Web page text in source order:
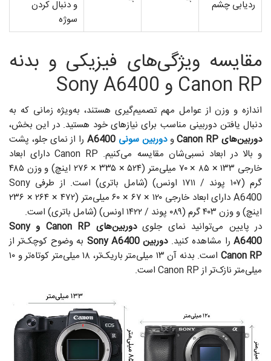
ردیابی چشم
و دنبال کردن
سوژه
مقایسه ویژگی‌های فیزیکی و بدنه
Canon RP و Sony A6400
اندازه و وزن از عوامل مهم تصمیم‌گیری هستند، به‌ویژه زمانی که به
دنبال یافتن دوربینی مناسب برای نیازهای خود هستید. در این بخش،
دوربین‌های Canon RP
ودوربین سونی
را از نمای جلو، پشت
و بالا در ابعاد نسبی‌شان مقایسه می‌کنیم. Canon RP دارای ابعاد
خارجی ۱۳۳ × ۸۵ × ۷۰ میلی‌متر (۵۲۴ × ۳۳۵ × ۲۷۶ اینچ) و وزن ۴۸۵
گرم (۱۰۷ پوند / ۱۷۱۱ اونس) (شامل باتری) است. از طرفی Sony
A6400 دارای ابعاد خارجی ۱۲۰ × ۶۷ × ۶۰ میلی‌متر (۴۷۲ × ۲۶۴ × ۲۳۶
اینچ) و وزن ۴۰۳ گرم (۰۸۹ پوند / ۱۴۲۲ اونس) (شامل باتری) است.
در پایین می‌توانید نمای جلوی
دوربین‌های Canon RP و Sony
A6400را مشاهده کنید.دوربین Sony A6400
به وضوح کوچک‌تر از
Canon RP
است. بدنه آن ۱۳ میلی‌متر باریک‌تر، ۱۸ میلی‌متر کوتاه‌تر و ۱۰
میلی‌متر نازک‌تر از Canon RP است.